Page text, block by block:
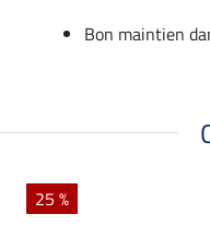
Bon maintien
25 %